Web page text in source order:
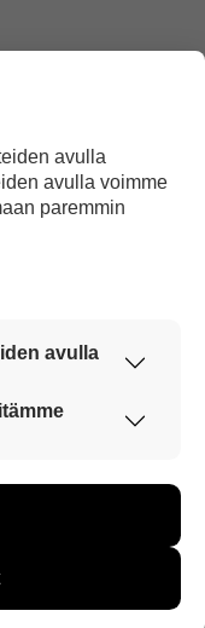
avulla
avulla voimme
paremmin
avulla
jotta
turvallisesti.
paremmin
ja
kerää